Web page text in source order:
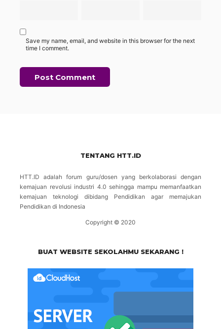
Save my name, email, and website in this browser for the next
time I comment.
TENTANG HTT.ID
HTT.ID adalah forum guru/dosen yang berkolaborasi dengan
kemajuan revolusi industri 4.0 sehingga mampu memanfaatkan
kemajuan teknologi dibidang Pendidikan agar memajukan
Pendidikan di Indonesia
Copyright © 2020
BUAT WEBSITE SEKOLAHMU SEKARANG !